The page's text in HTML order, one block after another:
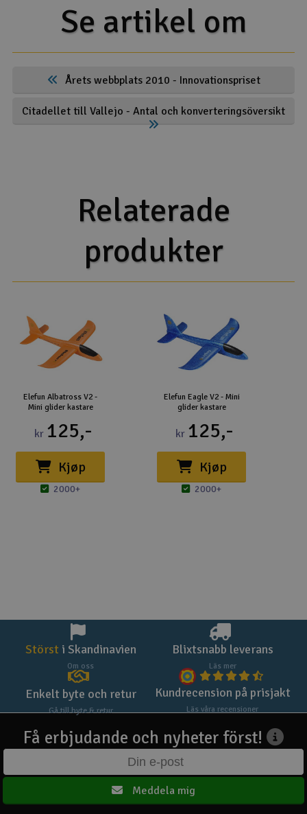
Se artikel om
Årets webbplats 2010 - Innovationspriset
Citadellet till Vallejo - Antal och konverteringsöversikt
Relaterade
produkter
Elefun Albatross V2 -
Mini glider kastare
kr 125,-
Kjøp
2000+
Elefun Eagle V2 - Mini
glider kastare
kr 125,-
Kjøp
2000+
Störst i Skandinavien
Om oss
Blixtsnabb leverans
Läs mer
Enkelt byte och retur
Gå till byte & retur
Kundrecension på prisjakt
Läs våra recensioner
Få erbjudande och nyheter först!
Meddela mig